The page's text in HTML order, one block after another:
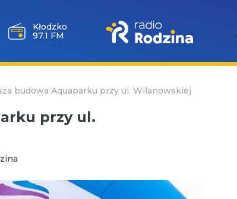
Wołów
99.6 FM
budowa Aquaparku przy ul. Wilanowskiej
przy ul.